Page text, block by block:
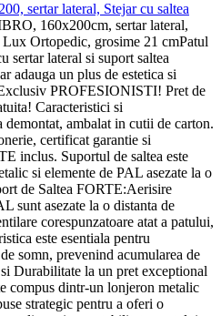
sertar lateral, Stejar cu saltea
160x200cm, sertar lateral,
Lux Ortopedic, grosime 21 cmPatul
lateral si suport saltea
adauga un plus de estetica si
PROFESIONISTI! Pret de
Caracteristici si
ambalat in cutii de carton.
certificat garantie si
inclus. Suportul de saltea este
si elemente de PAL asezate la o
de Saltea FORTE:Aerisire
sunt asezate la o distanta de
corespunzatoare atat a patului,
este esentiala pentru
somn, prevenind acumularea de
Durabilitate la un pret exceptional
compus dintr-un lonjeron metalic
strategic pentru a oferi o